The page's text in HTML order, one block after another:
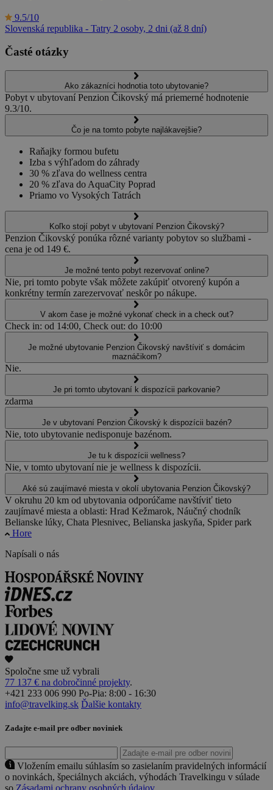
9.5/10
Slovenská republika - Tatry 2 osoby, 2 dni (až 8 dní)
Časté otázky
Ako zákazníci hodnotia toto ubytovanie?
Pobyt v ubytovaní Penzion Čikovský má priemerné hodnotenie
9.3/10.
Čo je na tomto pobyte najlákavejšie?
Raňajky formou bufetu
Izba s výhľadom do záhrady
30 % zľava do wellness centra
20 % zľava do AquaCity Poprad
Priamo vo Vysokých Tatrách
Koľko stojí pobyt v ubytovaní Penzion Čikovský?
Penzion Čikovský ponúka rôzné varianty pobytov so službami -
cena je od 149 €.
Je možné tento pobyt rezervovať online?
Nie, pri tomto pobyte však môžete zakúpiť otvorený kupón a
konkrétny termín zarezervovať neskôr po nákupe.
V akom čase je možné vykonať check in a check out?
Check in: od 14:00, Check out: do 10:00
Je možné ubytovanie Penzion Čikovský navštíviť s domácim
maznáčikom?
Nie.
Je pri tomto ubytovaní k dispozícii parkovanie?
zdarma
Je v ubytovaní Penzion Čikovský k dispozícii bazén?
Nie, toto ubytovanie nedisponuje bazénom.
Je tu k dispozícii wellness?
Nie, v tomto ubytovaní nie je wellness k dispozícii.
Aké sú zaujímavé miesta v okolí ubytovania Penzion Čikovský?
V okruhu 20 km od ubytovania odporúčame navštíviť tieto
zaujímavé miesta a oblasti: Hrad Kežmarok, Náučný chodník
Belianske lúky, Chata Plesnivec, Belianska jaskyňa, Spider park
Hore
Napísali o nás
Spoločne sme už vybrali
77 137 € na dobročinné projekty.
+421 233 006 990 Po-Pia: 8:00 - 16:30
info@travelking.sk Ďalšie kontakty
Zadajte e-mail pre odber noviniek
Vložením emailu súhlasím so zasielaním pravidelných informácií
o novinkách, špeciálnych akciách, výhodách Travelkingu v súlade